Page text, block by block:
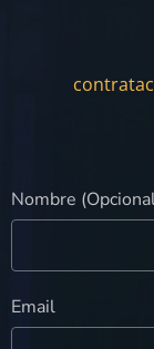
Nombre
Email